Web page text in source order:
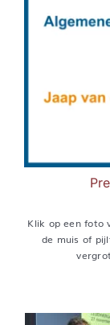
Klik op een foto
de muis of